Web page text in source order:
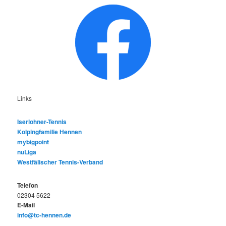
Links
Iserlohner-Tennis
Kolpingfamilie Hennen
mybigpoint
nuLiga
Westfälischer Tennis-Verband
Telefon
02304 5622
E-Mail
info@tc-hennen.de